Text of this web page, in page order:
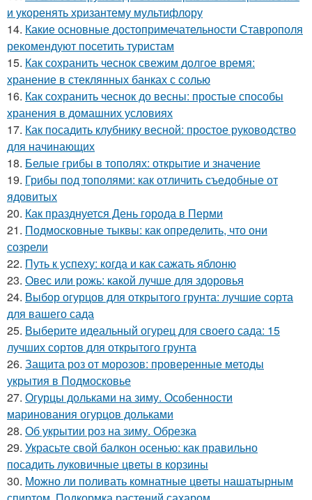
и укоренять хризантему мультифлору
14. Какие основные достопримечательности Ставрополя
рекомендуют посетить туристам
15. Как сохранить чеснок свежим долгое время:
хранение в стеклянных банках с солью
16. Как сохранить чеснок до весны: простые способы
хранения в домашних условиях
17. Как посадить клубнику весной: простое руководство
для начинающих
18. Белые грибы в тополях: открытие и значение
19. Грибы под тополями: как отличить съедобные от
ядовитых
20. Как празднуется День города в Перми
21. Подмосковные тыквы: как определить, что они
созрели
22. Путь к успеху: когда и как сажать яблоню
23. Овес или рожь: какой лучше для здоровья
24. Выбор огурцов для открытого грунта: лучшие сорта
для вашего сада
25. Выберите идеальный огурец для своего сада: 15
лучших сортов для открытого грунта
26. Защита роз от морозов: проверенные методы
укрытия в Подмосковье
27. Огурцы дольками на зиму. Особенности
маринования огурцов дольками
28. Об укрытии роз на зиму. Обрезка
29. Украсьте свой балкон осенью: как правильно
посадить луковичные цветы в корзины
30. Можно ли поливать комнатные цветы нашатырным